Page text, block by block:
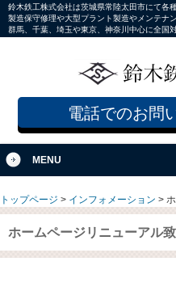
鈴木鉄工株式会社は茨城県常陸太田市にて各
製造保守修理や大型プラント製造やメンテナ
群馬、千葉、埼玉や東京、神奈川中心に全国
電話でのお問
MENU
トップページ > インフォメーション >
ホームページリニューアル